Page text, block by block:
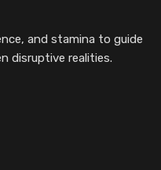
and stamina to guide
disruptive realities.